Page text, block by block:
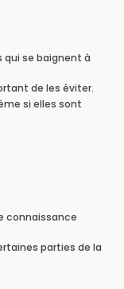
se baignent à
de les éviter.
si elles sont
connaissance
parties de la